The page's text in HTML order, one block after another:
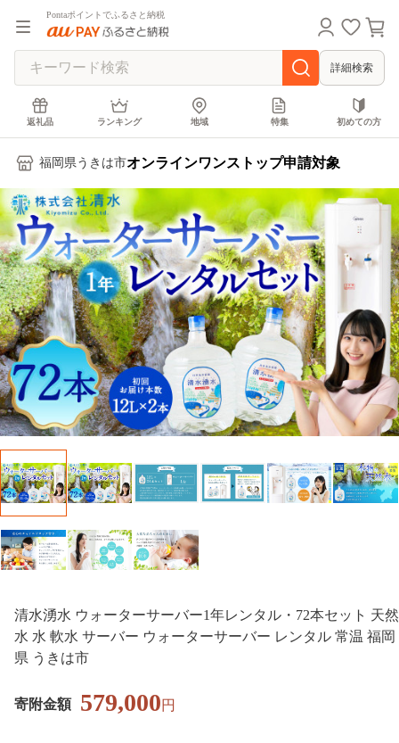
Pontaポイントでふるさと納税
詳細検索
返礼品 ランキング 地域 特集 初めての方
福岡県うきは市オンラインワンストップ申請対象
清水湧水 ウォーターサーバー1年レンタル・72本セット 天然
水 水 軟水 サーバー ウォーターサーバー レンタル 常温 福岡
県 うきは市
寄附金額 579,000円